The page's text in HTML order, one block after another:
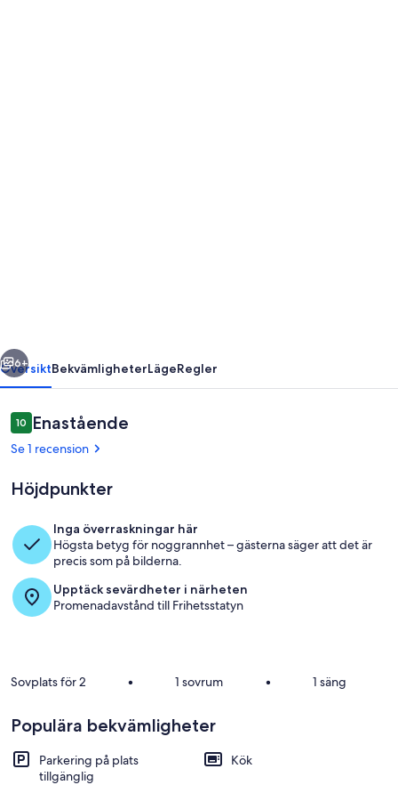
NETFLIX
6+
ÖversiktBekvämligheterLägeRegler
Recensioner
1010 av 10,
Enastående
Se 1 recension
Höjdpunkter
Inga överraskningar här
Högsta betyg för noggrannhet – gästerna säger att det är
precis som på bilderna.
Upptäck sevärdheter i närheten
Promenadavstånd till Frihetsstatyn
Sovplats för 2 • 1 sovrum • 1 säng
Populära bekvämligheter
Parkering på plats
tillgänglig
Kök